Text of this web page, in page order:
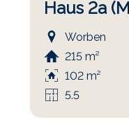
Haus 2a
Worben
215 m²
102 m²
5.5